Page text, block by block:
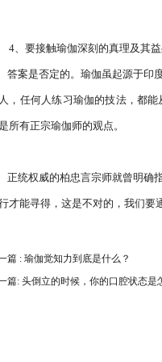
4、要接触瑜伽深刻的真理及其
不同种族、国籍、性别或者宗教信仰
，任何人练习瑜伽的技法，都
所有正宗瑜伽师的观点。
才能寻得，这是不对的，我们要
篇 : 瑜伽觉知力到底是什么？
篇: 头倒立的时候，你的口腔状态是